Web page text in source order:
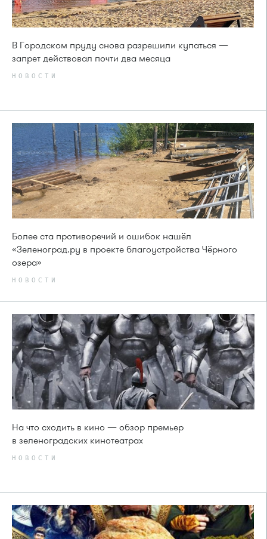
В Городском пруду снова разрешили купаться —
запрет действовал почти два месяца
НОВОСТИ
Более ста противоречий и ошибок нашёл
«Зеленоград.ру в проекте благоустройства Чёрного
озера»
НОВОСТИ
На что сходить в кино — обзор премьер
в зеленоградских кинотеатрах
НОВОСТИ